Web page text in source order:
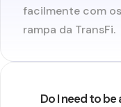
facilmente com
rampa da TransFi.
Do I need to be